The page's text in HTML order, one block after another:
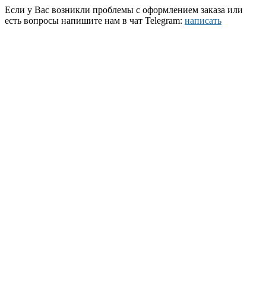
Если у Вас возникли проблемы с оформлением заказа или
есть вопросы напишите нам в чат Telegram: написать